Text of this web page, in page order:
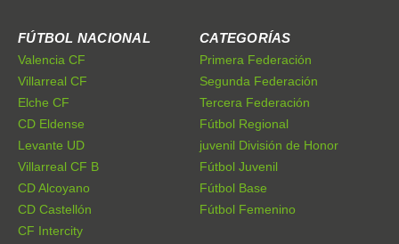
FÚTBOL NACIONAL
Valencia CF
Villarreal CF
Elche CF
CD Eldense
Levante UD
Villarreal CF B
CD Alcoyano
CD Castellón
CF Intercity
CATEGORÍAS
Primera Federación
Segunda Federación
Tercera Federación
Fútbol Regional
juvenil División de Honor
Fútbol Juvenil
Fútbol Base
Fútbol Femenino